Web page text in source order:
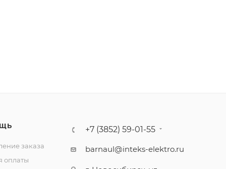
заказа
оплаты
+7 (3852) 59-01-55
barnaul@inteks-elektro.ru